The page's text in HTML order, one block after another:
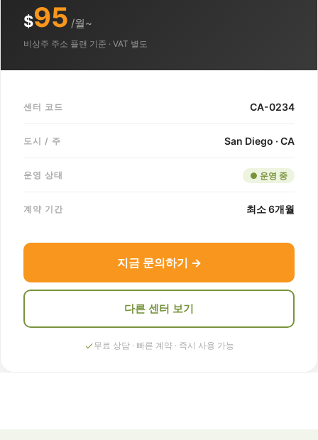
$95 /월~
비상주 주소 플랜 기준 · VAT 별도
센터 코드 CA-0234
도시 / 주 San Diego · CA
운영 상태 ● 운영 중
계약 기간 최소 6개월
지금 문의하기 →
다른 센터 보기
무료 상담 · 빠른 계약 · 즉시 사용 가능